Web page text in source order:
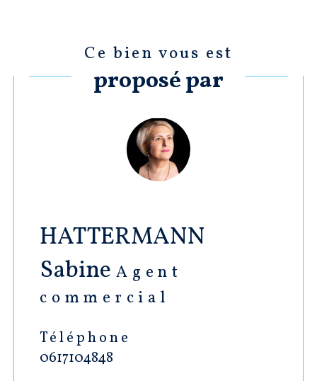
Ce bien vous est
proposé par
HATTERMANN
Sabine Agent
commercial
Téléphone
0617104848